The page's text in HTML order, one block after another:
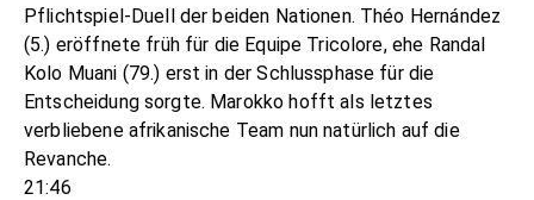
Pflichtspiel-Duell der beiden Nationen. Théo Hernández
(5.) eröffnete früh für die Equipe Tricolore, ehe Randal
Kolo Muani (79.) erst in der Schlussphase für die
Entscheidung sorgte. Marokko hofft als letztes
verbliebene afrikanische Team nun natürlich auf die
Revanche.
21:46